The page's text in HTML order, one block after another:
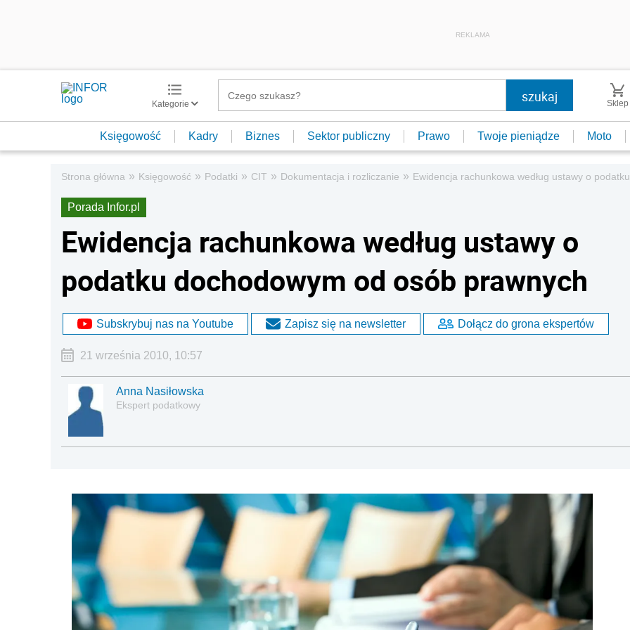
REKLAMA
Kategorie Sklep
Księgowość Kadry Biznes Sektor publiczny Prawo Twoje pieniądze Moto
Strona główna » Księgowość » Podatki » CIT » Dokumentacja i rozliczanie » Ewidencja rachunkowa według ustawy o
Porada Infor.pl
Ewidencja rachunkowa według ustawy o
podatku dochodowym od osób prawnych
Subskrybuj nas na Youtube Zapisz się na newsletter Dołącz do grona ekspertów
21 września 2010, 10:57
Anna Nasiłowska
Ekspert podatkowy